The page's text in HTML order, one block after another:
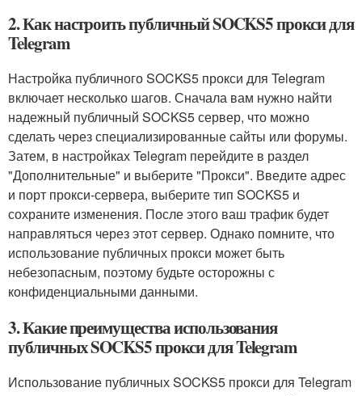
2. Как настроить публичный SOCKS5 прокси для
Telegram
Настройка публичного SOCKS5 прокси для Telegram
включает несколько шагов. Сначала вам нужно найти
надежный публичный SOCKS5 сервер, что можно
сделать через специализированные сайты или форумы.
Затем, в настройках Telegram перейдите в раздел
"Дополнительные" и выберите "Прокси". Введите адрес
и порт прокси-сервера, выберите тип SOCKS5 и
сохраните изменения. После этого ваш трафик будет
направляться через этот сервер. Однако помните, что
использование публичных прокси может быть
небезопасным, поэтому будьте осторожны с
конфиденциальными данными.
3. Какие преимущества использования
публичных SOCKS5 прокси для Telegram
Использование публичных SOCKS5 прокси для Telegram